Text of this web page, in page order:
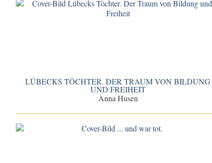
LÜBECKS TÖCHTER. DER TRAUM VON BILDUNG
UND FREIHEIT
Anna Husen